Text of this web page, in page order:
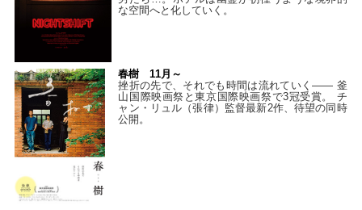
な空間へと化していく。
春樹 11月～
挫折の先で、それでも時間は流れていく—— 釜
山国際映画祭と東京国際映画祭で3冠受賞。 チ
ャン・リュル（張律）監督最新2作、待望の同時
公開。